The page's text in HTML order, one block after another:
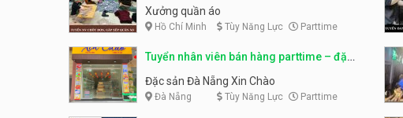
sản phẩm
Xưởng quần áo
Hồ Chí Minh Tùy Năng Lực Parttime
Tuyển nhân viên bán hàng parttime – đặc
sản Đà Nẵng
Đặc sản Đà Nẵng Xin Chào
Đà Nẵng Tùy Năng Lực Parttime